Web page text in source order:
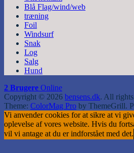
Blå Flag/wind/web
træning
Foil
Windsurf
Snak
Log
Salg
Hund
2 Brugere Online
Copyright © 2026 bensens.dk. All
Theme: ColorMag Pro by ThemeGrill.
Vi anvender cookies for at sikre at vi
oplevelse af vores website. Hvis du
vil vi antage at du er indforstået med det.